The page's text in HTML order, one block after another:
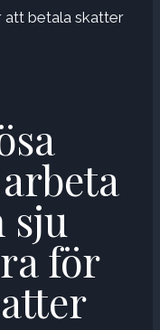
att betala skatter
sju
för